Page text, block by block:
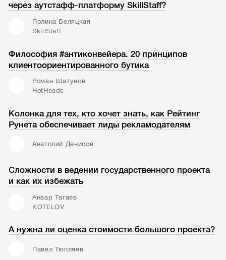
через аутстафф-платформу SkillStaff?
Полина Беляцкая
SkillStaff
Философия #антиконвейера. 20 принципов
клиентоориентированного бутика
Роман Шатунов
HotHeads
Колонка для тех, кто хочет знать, как Рейтинг
Рунета обеспечивает лиды рекламодателям
Анатолий Денисов
Сложности в ведении государственного проекта
и как их избежать
Анвар Тагаев
KOTELOV
А нужна ли оценка стоимости большого проекта?
Павел Тюпляев